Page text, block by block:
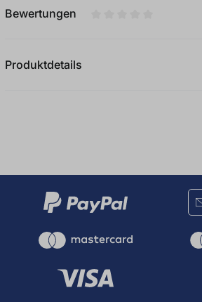
Bewertungen
Produktdetails